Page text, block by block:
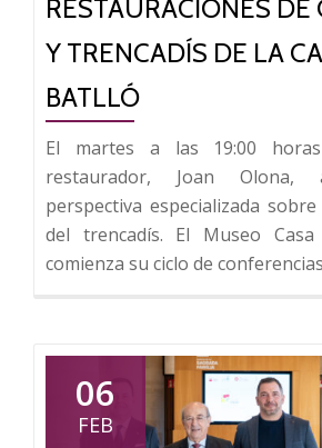
en
Casa
RESTAURACIONES DE
Y TRENCADÍS DE LA
BATLLÓ
El martes a las 19:00
restaurador, Joan Olona,
perspectiva especializada
del trencadís. El Museo
comienza su ciclo de conferencias
06
FEB